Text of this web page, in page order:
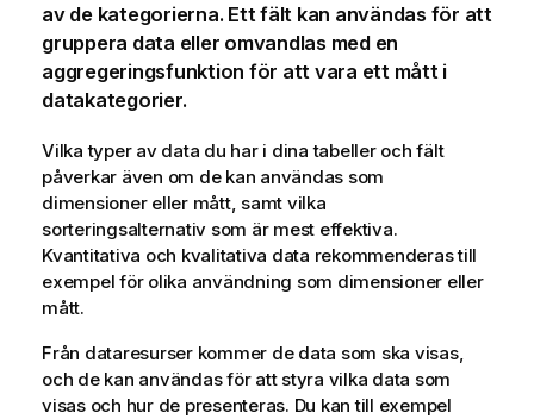
av de kategorierna. Ett fält kan användas för att
gruppera data eller omvandlas med en
aggregeringsfunktion för att vara ett mått i
datakategorier.
Vilka typer av data du har i dina tabeller och fält
påverkar även om de kan användas som
dimensioner eller mått, samt vilka
sorteringsalternativ som är mest effektiva.
Kvantitativa och kvalitativa data rekommenderas till
exempel för olika användning som dimensioner eller
mått.
Från dataresurser kommer de data som ska visas,
och de kan användas för att styra vilka data som
visas och hur de presenteras. Du kan till exempel